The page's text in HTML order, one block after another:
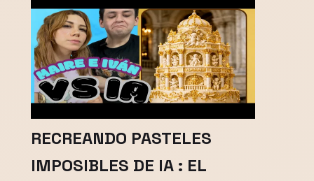
RECREANDO PASTELES
IMPOSIBLES DE IA : EL